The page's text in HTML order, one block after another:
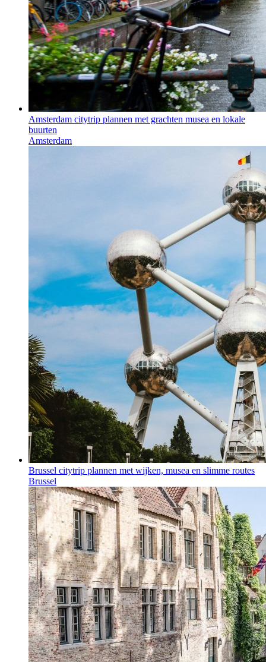
Amsterdam citytrip plannen met grachten musea en lokale
buurten
Amsterdam
Brussel citytrip plannen met wijken, musea en slimme routes
Brussel